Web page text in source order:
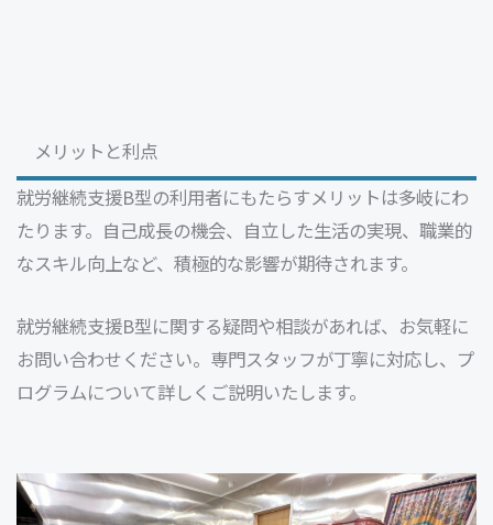
メリットと利点
就労継続支援B型の利用者にもたらすメリットは多岐にわ
たります。自己成長の機会、自立した生活の実現、職業的
なスキル向上など、積極的な影響が期待されます。
就労継続支援B型に関する疑問や相談があれば、お気軽に
お問い合わせください。専門スタッフが丁寧に対応し、プ
ログラムについて詳しくご説明いたします。